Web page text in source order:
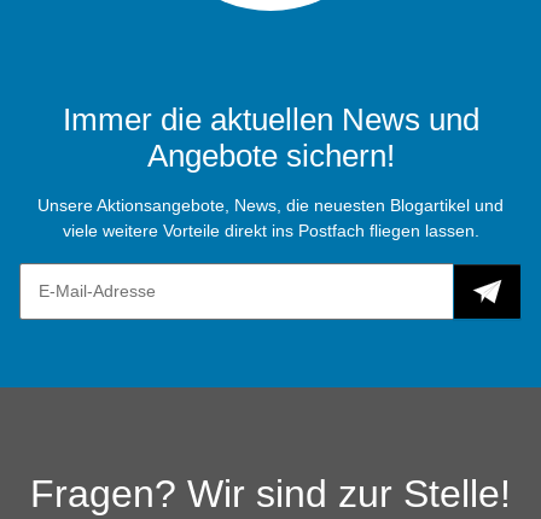
Immer die aktuellen News und
Angebote sichern!
Unsere Aktionsangebote, News, die neuesten Blogartikel und
viele weitere Vorteile direkt ins Postfach fliegen lassen.
Fragen? Wir sind zur Stelle!